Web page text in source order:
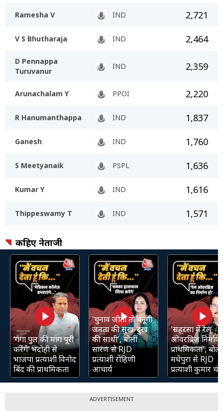
Ramesha V IND 2,721
V S Bhutharaja IND 2,464
D Pennappa
Turuvanur
IND 2,359
Arunachalam Y PPOI 2,220
R Hanumanthappa IND 1,837
Ganesh IND 1,760
S Meetyanaik PSPL 1,636
Kumar Y IND 1,616
Thippeswamy T IND 1,571
कहिए नेताजी
‘गंगा पुल की मांग पूरी
करेंगे’ भदोही से
भाजपा प्रत्याशी विनोद
बिंद की प्राथमिकता
'चुनाव जीती तो बनूंगी
जनता की सुख-दुख
की साथी', बोलीं
सारण से RJD
प्रत्याशी रोहिणी
आचार्य
'सहरसा में रेल
ओवरब्रिज निर्माण
प्राथमिकता', बोले
मधेपुरा से RJD
प्रत्याशी कुमार
ADVERTISEMENT